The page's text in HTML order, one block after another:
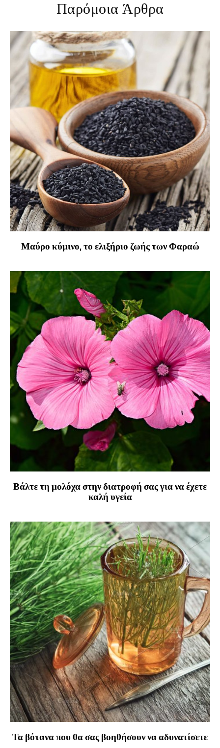
Παρόμοια Άρθρα
Μαύρο κύμινο, το ελιξήριο ζωής των Φαραώ
Βάλτε τη μολόχα στην διατροφή σας για να έχετε
καλή υγεία
Τα βότανα που θα σας βοηθήσουν να αδυνατίσετε